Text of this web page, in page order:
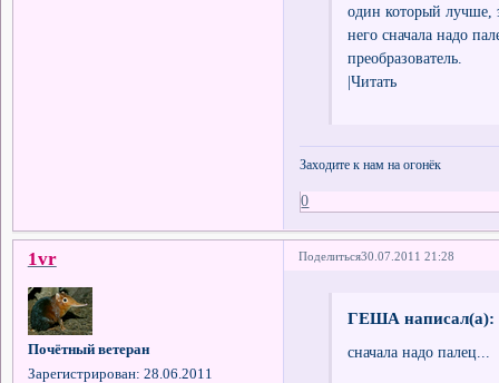
один который лучше,
него сначала надо
преобразователь.
|Читать
Заходите к нам на огонёк
0
Поделиться30.07.2011 21:28
1vr
Почётный ветеран
Зарегистрирован: 28.06.2011
ГЕША написал(а):
сначала надо палец...